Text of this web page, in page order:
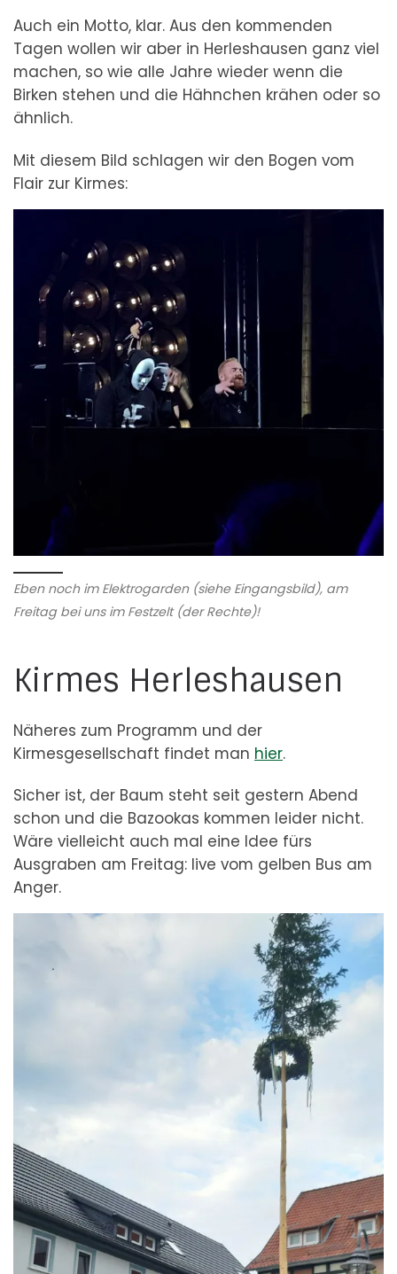
Auch ein Motto, klar. Aus den kommenden
Tagen wollen wir aber in Herleshausen ganz viel
machen, so wie alle Jahre wieder wenn die
Birken stehen und die Hähnchen krähen oder so
ähnlich.
Mit diesem Bild schlagen wir den Bogen vom
Flair zur Kirmes:
Eben noch im Elektrogarden (siehe Eingangsbild), am
Freitag bei uns im Festzelt (der Rechte)!
Kirmes Herleshausen
Näheres zum Programm und der
Kirmesgesellschaft findet man hier.
Sicher ist, der Baum steht seit gestern Abend
schon und die Bazookas kommen leider nicht.
Wäre vielleicht auch mal eine Idee fürs
Ausgraben am Freitag: live vom gelben Bus am
Anger.